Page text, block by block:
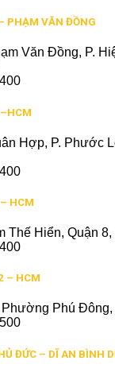
PHẠM VĂN ĐỒNG
Văn Đồng, P.
Hợp, P. Phước
HCM
Thế Hiển, Quận 8,
– HCM
Phú Đông,
ĐỨC – DĨ AN BÌNH